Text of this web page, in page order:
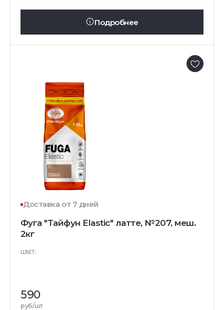
Подробнее
Доставка от 7 дней
Фуга "Тайфун Elastic" латте, №207, меш.
2кг
ЦВЕТ:
590
руб/шт